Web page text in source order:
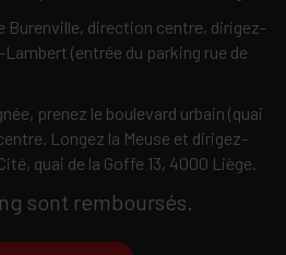
Burenville, direction centre, dirigez-
(entrée du parking rue de
prenez le boulevard urbain (quai
Longez la Meuse et dirigez-
quai de la Goffe 13, 4000 Liège.
sont remboursés.